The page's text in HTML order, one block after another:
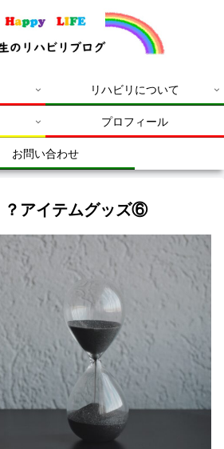
リハビリについて
プロフィール
お問い合わせ
？アイテムグッズ⑥